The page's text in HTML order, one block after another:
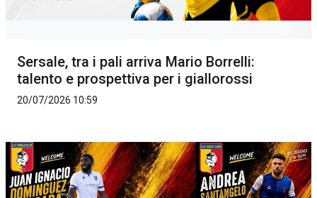
Sersale, tra i pali arriva Mario Borrelli:
talento e prospettiva per i giallorossi
20/07/2026 10:59